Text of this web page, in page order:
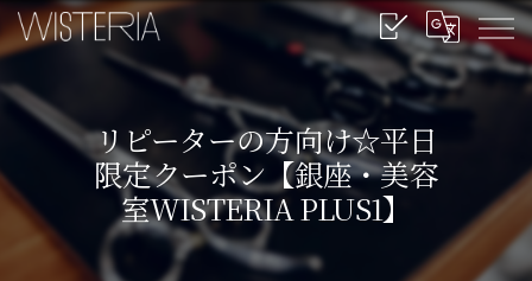
リピーターの方向け☆平日
限定クーポン【銀座・美容
室WISTERIA PLUS1】